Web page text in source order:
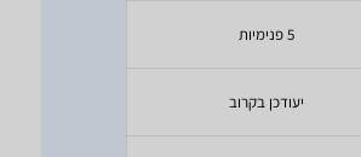
5 פנימיות
יעודכן בקרוב